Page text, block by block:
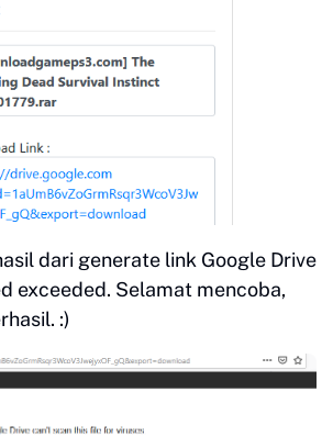
dari generate link Google Drive
exceeded. Selamat mencoba,
:)